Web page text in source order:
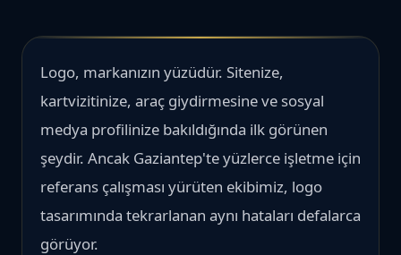
Logo, markanızın yüzüdür. Sitenize,
kartvizitinize, araç giydirmesine ve sosyal
medya profilinize bakıldığında ilk görünen
şeydir. Ancak Gaziantep'te yüzlerce işletme için
referans çalışması yürüten ekibimiz, logo
tasarımında tekrarlanan aynı hataları defalarca
görüyor.